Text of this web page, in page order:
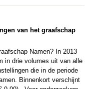
van het graafschap
Namen? In 2013
in drie volumes uit van alle
die in de periode
Binnenkort verschijnt